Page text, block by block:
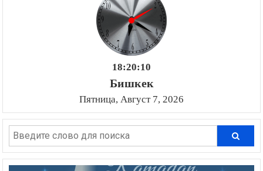
18:20:11
Бишкек
Пятница, Август 7, 2026